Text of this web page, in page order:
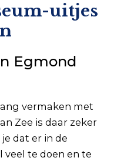
uitjes
Egmond
vermaken met
Zee is daar zeker
dat er in de
te doen en te